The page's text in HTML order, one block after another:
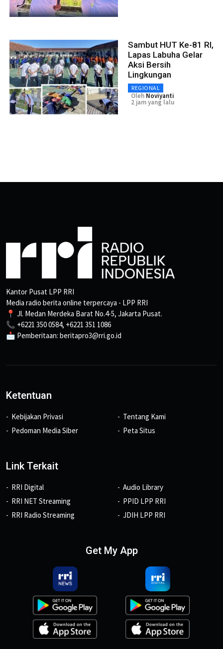
Sambut HUT Ke-81 RI,
Lapas Labuha Gelar
Aksi Bersih
Lingkungan
REGIONAL
Oleh Noviyanti
2 jam yang lalu
Kantor Pusat LPP RRI
Media radio berita online terpercaya - LPP RRI
📍 Jl. Medan Merdeka Barat No.4-5, Jakarta Pusat.
📞 +6221 350 0584, +6221 351 1086
📩 Pemberitaan: beritapro3@rri.go.id
Ketentuan
Kebijakan Privasi
Pedoman Media Siber
Tentang Kami
Peta Situs
Link Terkait
RRI Digital
RRI NET Streaming
RRI Radio Streaming
Audio Library
PPID LPP RRI
JDIH LPP RRI
Get My App